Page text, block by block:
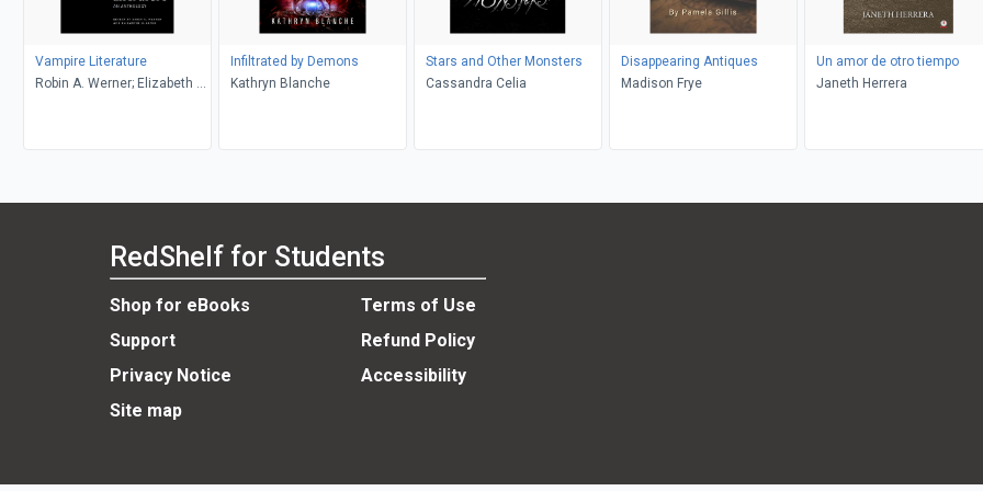
Vampire Literature
Robin A. Werner; Elizabeth M.
Infiltrated by Demons
Kathryn Blanche
Stars and Other Monsters
Cassandra Celia
Disappearing Antiques
Madison Frye
Un amor de otro tiempo
Janeth Herrera
RedShelf for Students
Shop for eBooks
Terms of Use
Support
Refund Policy
Privacy Notice
Accessibility
Site map